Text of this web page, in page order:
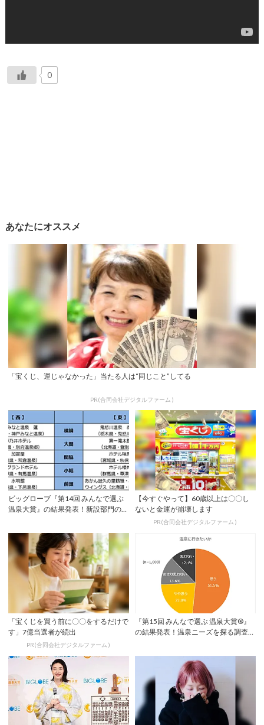
0
あなたにオススメ
「宝くじ、運じゃなかった」当たる人は“同じこと”してる
PR(合同会社デジタルファーム )
ビッグローブ『第14回 みんなで選ぶ
温泉大賞』の結果発表！新設部門の栄
【今すぐやって】60歳以上は〇〇し
ないと金運が崩壊します
PR(合同会社デジタルファーム )
「宝くじを買う前に〇〇をするだけで
す」7億当選者が続出
PR(合同会社デジタルファーム )
『第15回 みんなで選ぶ 温泉大賞®』
の結果発表！温泉ニーズを探る調査結